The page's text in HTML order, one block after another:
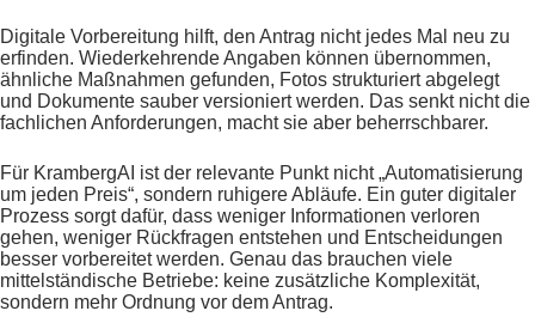
Digitale Vorbereitung hilft, den Antrag nicht jedes Mal neu zu
erfinden. Wiederkehrende Angaben können übernommen,
ähnliche Maßnahmen gefunden, Fotos strukturiert abgelegt
und Dokumente sauber versioniert werden. Das senkt nicht die
fachlichen Anforderungen, macht sie aber beherrschbarer.
Für KrambergAI ist der relevante Punkt nicht „Automatisierung
um jeden Preis“, sondern ruhigere Abläufe. Ein guter digitaler
Prozess sorgt dafür, dass weniger Informationen verloren
gehen, weniger Rückfragen entstehen und Entscheidungen
besser vorbereitet werden. Genau das brauchen viele
mittelständische Betriebe: keine zusätzliche Komplexität,
sondern mehr Ordnung vor dem Antrag.